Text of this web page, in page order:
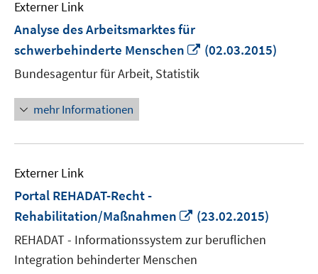
Externer Link
Analyse des Arbeitsmarktes für
schwerbehinderte Menschen
In
(02.03.2015)
Bundesagentur für Arbeit, Statistik
mehr Informationen
Externer Link
Portal REHADAT-Recht -
Rehabilitation/Maßnahmen
In
neuem
Fenster
öffnen
(23.02.2015)
REHADAT - Informationssystem zur beruflichen
Integration behinderter Menschen